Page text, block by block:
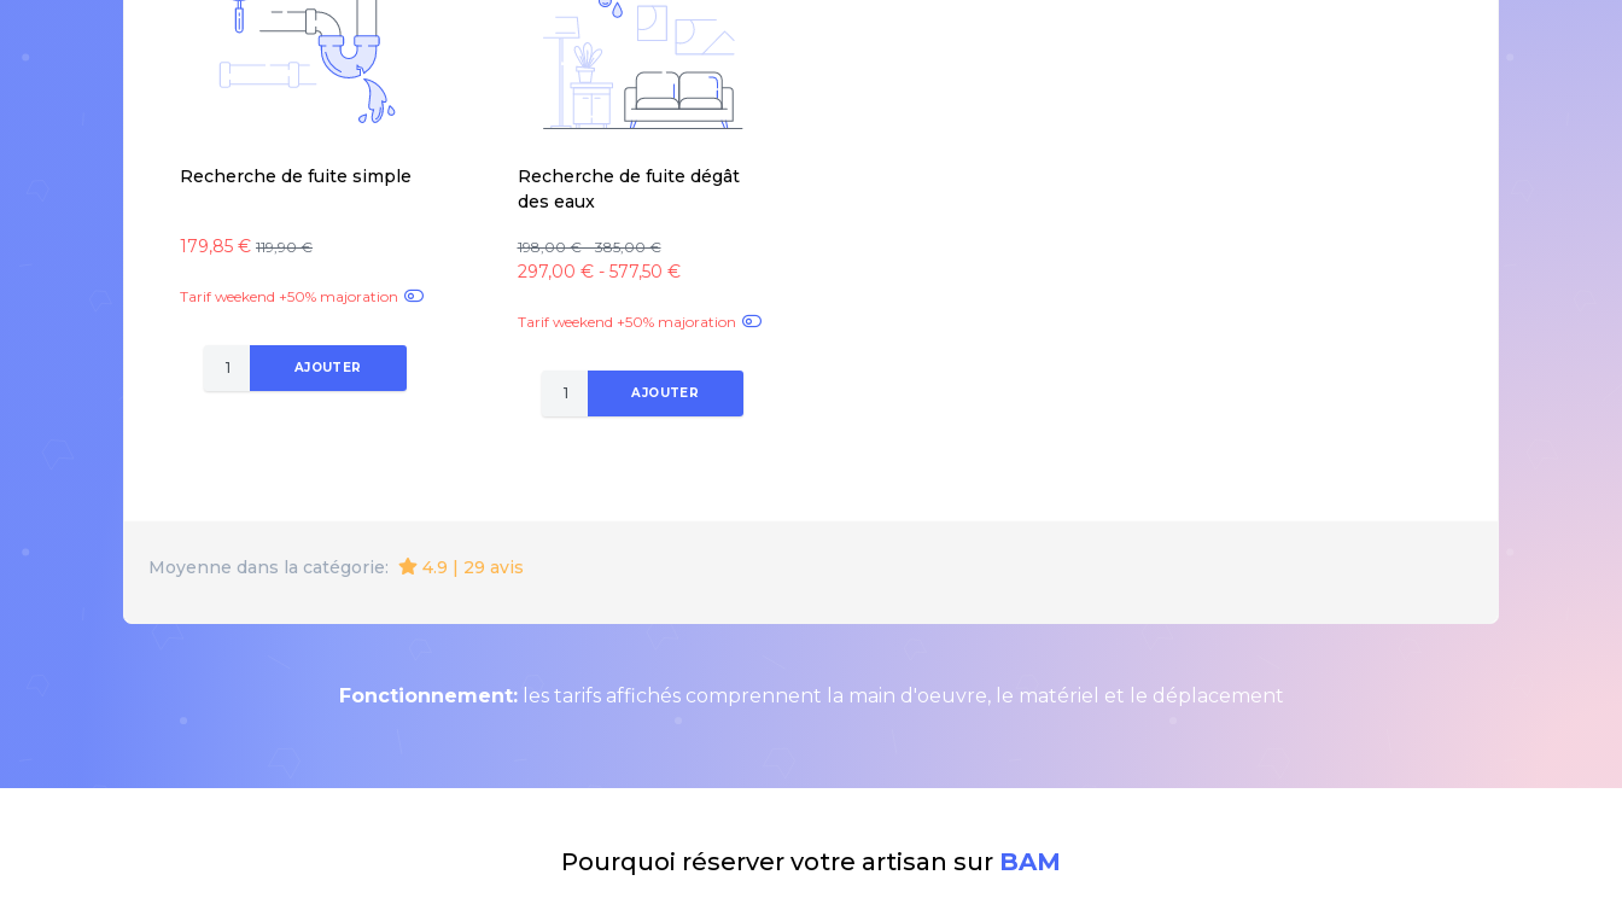
Recherche de fuite simple
179,85 € 119,90 €
Tarif weekend +50% majoration
AJOUTER
Recherche de fuite dégât
des eaux
198,00 € - 385,00 €
297,00 € - 577,50 €
Tarif weekend +50% majoration
AJOUTER
Moyenne dans la catégorie: 4.9 | 29 avis
Fonctionnement:les tarifs affichés comprennent la main d'oeuvre, le matériel et le déplacement
Pourquoi réserver votre artisan sur BAM